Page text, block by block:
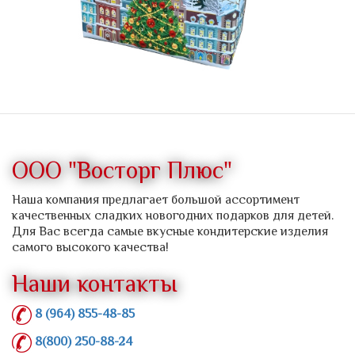
ООО "Восторг Плюс"
Наша компания предлагает большой ассортимент
качественных сладких новогодних подарков для детей.
Для Вас всегда самые вкусные кондитерские изделия
самого высокого качества!
Наши контакты
8 (964) 855-48-85
8(800) 250-88-24